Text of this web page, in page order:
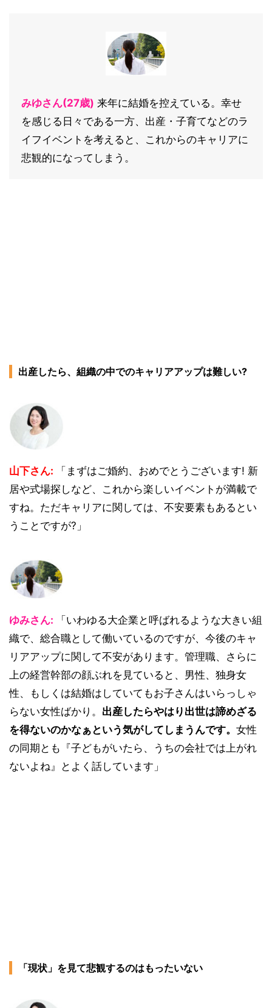
みゆさん(27歳) 来年に結婚を控えている。幸せ
を感じる日々である一方、出産・子育てなどのラ
イフイベントを考えると、これからのキャリアに
悲観的になってしまう。
出産したら、組織の中でのキャリアアップは難しい?
山下さん:
「まずはご婚約、おめでとうございます! 新
居や式場探しなど、これから楽しいイベントが満載で
すね。ただキャリアに関しては、不安要素もあるとい
うことですが?」
ゆみさん:
「いわゆる大企業と呼ばれるような大きい組
織で、総合職として働いているのですが、今後のキャ
リアアップに関して不安があります。管理職、さらに
上の経営幹部の顔ぶれを見ていると、男性、独身女
性、もしくは結婚はしていてもお子さんはいらっしゃ
らない女性ばかり。 出産したらやはり出世は諦めざる
を得ないのかなぁという気がしてしまうんです。 女性
の同期とも『子どもがいたら、うちの会社では上がれ
ないよね』とよく話しています」
「現状」を見て悲観するのはもったいない